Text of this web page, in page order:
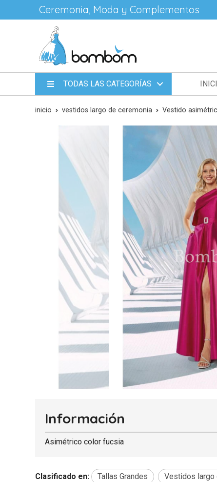
Ceremonia, Moda y Complementos
TODAS LAS CATEGORÍAS
inicio vestidos largo de ceremonia Vestido
Información
Asimétrico color fucsia
Clasificado en: Tallas Grandes Vestidos largo